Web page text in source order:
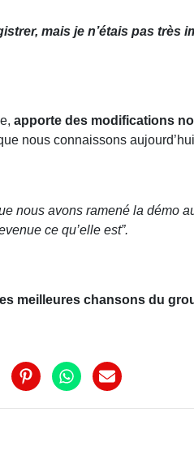
mais je n’étais pas très
apporte des modifications
nous connaissons
nous avons ramené la démo
ce qu’elle est”.
meilleures chansons du